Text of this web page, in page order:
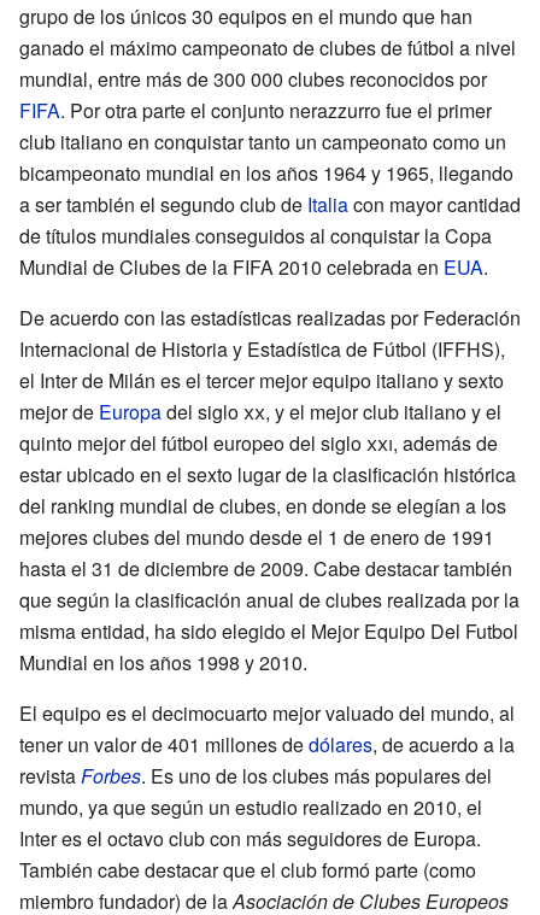
grupo de los únicos 30 equipos en el mundo que han
ganado el máximo campeonato de clubes de fútbol a nivel
mundial, entre más de 300 000 clubes reconocidos por
FIFA. Por otra parte el conjunto nerazzurro fue el primer
club italiano en conquistar tanto un campeonato como un
bicampeonato mundial en los años 1964 y 1965, llegando
a ser también el segundo club de Italiacon mayor cantidad
de títulos mundiales conseguidos al conquistar la Copa
Mundial de Clubes de la FIFA 2010 celebrada en EUA.
De acuerdo con las estadísticas realizadas por Federación
Internacional de Historia y Estadística de Fútbol (IFFHS),
el Inter de Milán es el tercer mejor equipo italiano y sexto
mejor de Europadel sigloxx, y el mejor club italiano y el
quinto mejor del fútbol europeo del sigloxxi, además de
estar ubicado en el sexto lugar de la clasificación histórica
del ranking mundial de clubes, en donde se elegían a los
mejores clubes del mundo desde el 1 de enero de 1991
hasta el 31 de diciembre de 2009. Cabe destacar también
que según la clasificación anual de clubes realizada por la
misma entidad, ha sido elegido el Mejor Equipo Del Futbol
Mundial en los años 1998 y 2010.
El equipo es el decimocuarto mejor valuado del mundo, al
tener un valor de 401 millones dedólares, de acuerdo a la
revistaForbes. Es uno de los clubes más populares del
mundo, ya que según un estudio realizado en 2010, el
Inter es el octavo club con más seguidores de Europa.
También cabe destacar que el club formó parte (como
miembro fundador) de laAsociación de Clubes Europeos